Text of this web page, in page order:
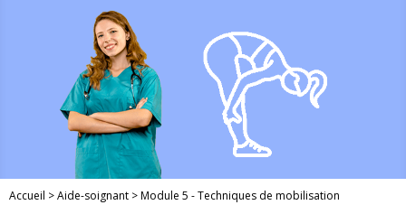
Accueil >Aide-soignant >Module 5 - Techniques de mobilisation